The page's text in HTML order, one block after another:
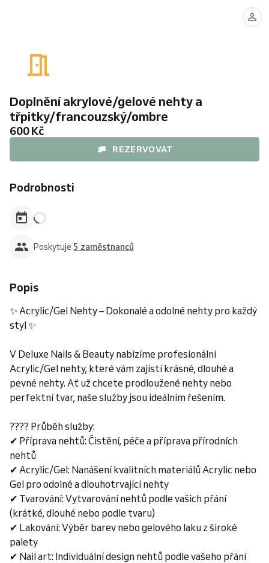
Doplnění akrylové/gelové nehty a
třpitky/francouzský/ombre
600 Kč
REZERVOVAT
Podrobnosti
Poskytuje 5 zaměstnanců
Popis
✨ Acrylic/Gel Nehty – Dokonalé a odolné nehty pro každý
styl ✨
V Deluxe Nails & Beauty nabízíme profesionální
Acrylic/Gel nehty, které vám zajistí krásné, dlouhé a
pevné nehty. Ať už chcete prodloužené nehty nebo
perfektní tvar, naše služby jsou ideálním řešením.
???? Průběh služby:
✔ Příprava nehtů: Čistění, péče a příprava přírodních
nehtů
✔ Acrylic/Gel: Nanášení kvalitních materiálů Acrylic nebo
Gel pro odolné a dlouhotrvající nehty
✔ Tvarování: Vytvarování nehtů podle vašich přání
(krátké, dlouhé nebo podle tvaru)
✔ Lakování: Výběr barev nebo gelového laku z široké
palety
✔ Nail art: Individuální design nehtů podle vašeho přání